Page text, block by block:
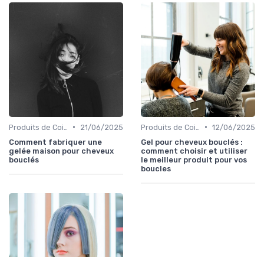
•
21/06/2025
Comment fabriquer une
gelée maison pour cheveux
bouclés
• 12/06/2025
Gel pour cheveux bouclés :
comment choisir et utiliser
le meilleur produit pour vos
boucles